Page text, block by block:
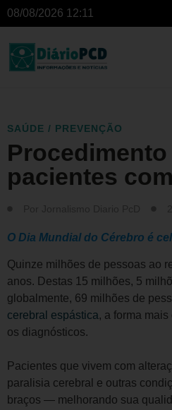
08/08/2026 12:11
SAÚDE / PREVENÇÃO
pacientes
O Dia Mundial do Cérebro é
Quinze milhões de pessoas ao
anos. Destas 15 milhões, 5
globalmente, 69 milhões de
cerebral espástica, a forma
os diagnósticos.
Pacientes que vivem com
paralisia cerebral e outras
braços — melhorando sua